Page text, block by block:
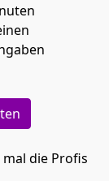
die Profis